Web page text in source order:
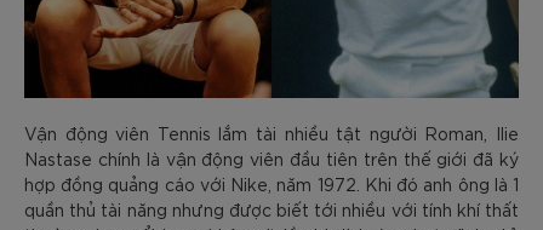
Vận động viên Tennis lắm tài nhiều tật người Roman, Ilie
Nastase chính là vận động viên đầu tiên trên thế giới đã ký
hợp đồng quảng cáo với Nike, năm 1972. Khi đó anh ông là 1
quần thủ tài năng nhưng được biết tới nhiều với tính khí thất